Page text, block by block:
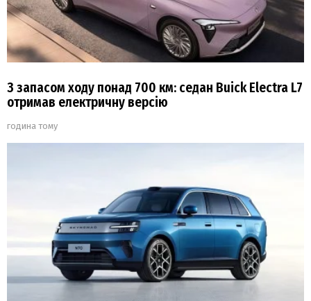
З запасом ходу понад 700 км: седан Buick Electra L7
отримав електричну версію
година тому